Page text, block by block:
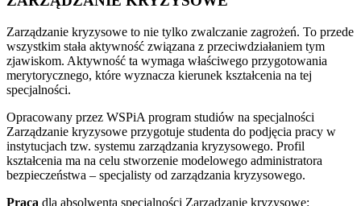
Zarządzanie kryzysowe to nie tylko zwalczanie zagrożeń. To przede
wszystkim stała aktywność związana z przeciwdziałaniem tym
zjawiskom. Aktywność ta wymaga właściwego przygotowania
merytorycznego, które wyznacza kierunek kształcenia na tej
specjalności.
Opracowany przez WSPiA program studiów na specjalności
Zarządzanie kryzysowe przygotuje studenta do podjęcia pracy w
instytucjach tzw. systemu zarządzania kryzysowego. Profil
kształcenia ma na celu stworzenie modelowego administratora
bezpieczeństwa – specjalisty od zarządzania kryzysowego.
Praca dla absolwenta specjalności Zarządzanie kryzysowe: